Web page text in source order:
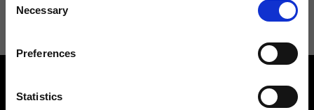
Selection
Necessary
Preferences
Statistics